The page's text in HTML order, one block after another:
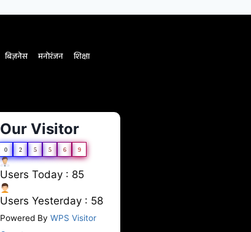
बिज़नेस मनोरंजन शिक्षा
Our Visitor
0 2 5 5 6 9
Users Today : 85
Users Yesterday : 58
Powered By WPS Visitor